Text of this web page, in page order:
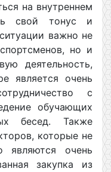
на внутреннем
свой тонус и
важно не
но и
деятельность,
является очень
с
обучающих
бесед. Также
которые не
являются очень
закупка из